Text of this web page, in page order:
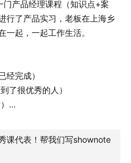
中野蛮生长
ta 的人,但是很缺懂 ta 的
个社交细节
门产品经理课程（知识点+案
行了产品实习，老板在上海乡
一起，一起工作生活。
经完成）
了很优秀的人）
程（知识点
课代表！帮我们写shownote